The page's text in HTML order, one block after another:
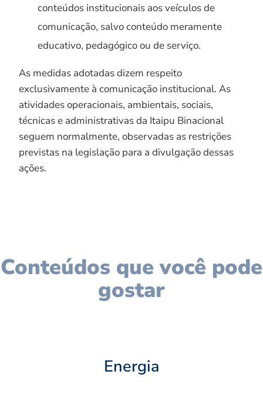
conteúdos institucionais aos veículos de
comunicação, salvo conteúdo meramente
educativo, pedagógico ou de serviço.
As medidas adotadas dizem respeito
exclusivamente à comunicação institucional. As
atividades operacionais, ambientais, sociais,
técnicas e administrativas da Itaipu Binacional
seguem normalmente, observadas as restrições
previstas na legislação para a divulgação dessas
ações.
Conteúdos que você pode
gostar
Energia